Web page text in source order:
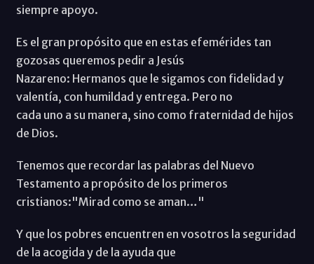
siempre apoyo.
Es el gran propósito que en estas efemérides tan
gozosas queremos pedir a Jesús
Nazareno: Hermanos que le sigamos con fidelidad y
valentía, con humildad y entrega. Pero no
cada uno a su manera, sino como fraternidad de hijos
de Dios.
Tenemos que recordar las palabras del Nuevo
Testamento a propósito de los primeros
cristianos:"Mirad como se aman…"
Y que los pobres encuentren en vosotros la seguridad
de la acogida y de la ayuda que